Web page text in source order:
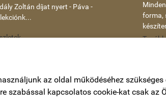
az oldal működéséhez szükséges
szabással kapcsolatos cookie-kat csak az
Zoltán díjat nyert - Páva -
forma,